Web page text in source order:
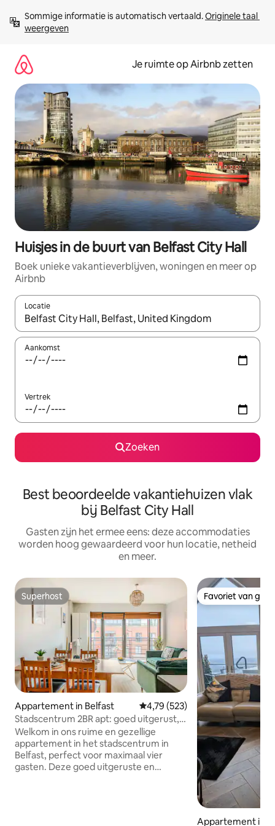
direct
naar
Sommige informatie is automatisch vertaald. Originele taal
weergeven
Je ruimte op Airbnb zetten
Huisjes in de buurt van Belfast City Hall
Boek unieke vakantieverblijven, woningen en meer op
Airbnb
Locatie
Wanneer er suggesties beschikbaar zijn, maak je een keuze
Aankomst
Vertrek
Zoeken
Best beoordeelde vakantiehuizen vlak
bij Belfast City Hall
Gasten zijn het ermee eens: deze accommodaties
worden hoog gewaardeerd voor hun locatie, netheid
en meer.
Superhost
Superhost
Appartement in Belfast Gemiddelde beoordeling van
4,79 (523)
Stadscentrum 2BR apt: goed uitgerust,
gratis parkeren
Welkom in ons ruime en gezellige
appartement in het stadscentrum in
Belfast, perfect voor maximaal vier
gasten. Deze goed uitgeruste en
Favoriet van
Favoriet van
Appartement in